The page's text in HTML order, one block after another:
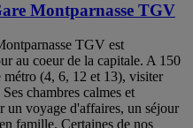
Montparnasse TGV
TGV est
au coeur de la capitale. A 150
métro (4, 6, 12 et 13), visiter
chambres calmes et
un voyage d'affaires, un séjour
famille. Certaines de nos